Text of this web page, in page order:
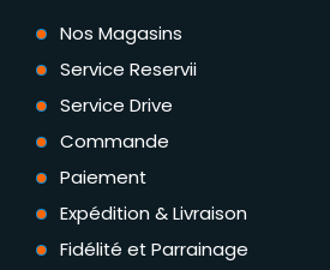
Nos Magasins
Service Reservii
Service Drive
Commande
Paiement
Expédition & Livraison
Fidélité et Parrainage